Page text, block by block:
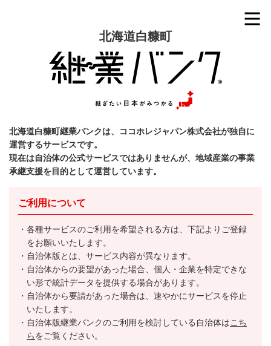
北海道白糠町
北海道白糠町継業バンクは、ココホレジャパン株式会社が独自に
運営するサービスです。
現在は自治体の公式サービスではありませんが、地域産業の事業
承継支援を目的として運営しています。
ご利用について
各種サービスのご利用を希望される方は、下記よりご登録
をお願いいたします。
自治体版とは、サービス内容が異なります。
自治体からの要望があった場合、個人・企業を特定できな
い形で統計データを提供する場合があります。
自治体から要請があった場合は、速やかにサービスを停止
いたします。
自治体版継業バンクのご利用を検討している自治体はこち
らをご覧ください。